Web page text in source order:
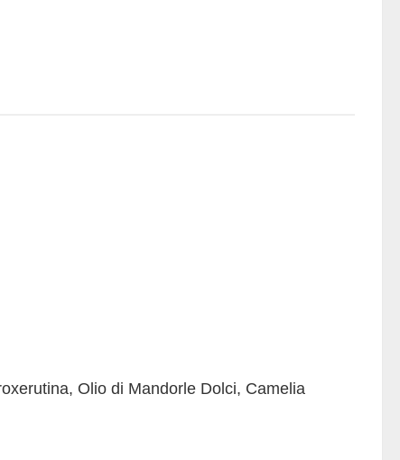
Olio di Mandorle Dolci, Camelia